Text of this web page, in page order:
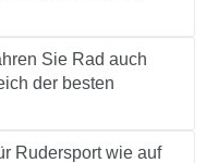
Sie Rad auch
der besten
Rudersport wie auf